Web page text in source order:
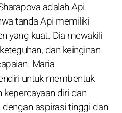
adalah Api.
tanda Api memiliki
yang kuat. Dia mewakili
dan keinginan
Maria
untuk membentuk
diri dan
aspirasi tinggi dan